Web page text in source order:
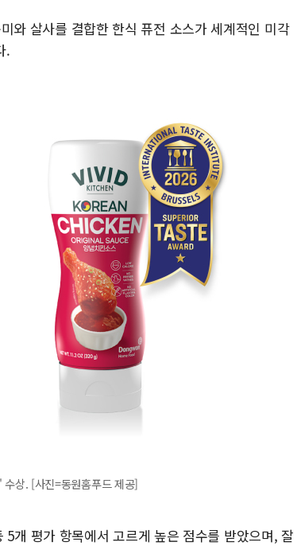
와 살사를 결합한 한식 퓨전 소스가 세계적인 미각
.
상. [사진=동원홈푸드 제공]
개 평가 항목에서 고르게 높은 점수를 받았으며, 잘